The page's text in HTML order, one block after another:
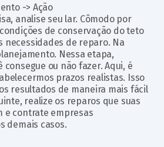
-> Ação
analise seu lar. Cômodo por
de conservação do teto
necessidades de reparo. Na
Nessa etapa,
consegue ou não fazer. Aqui, é
prazos realistas. Isso
resultados de maneira mais fácil
realize os reparos que suas
e contrate empresas
demais casos.